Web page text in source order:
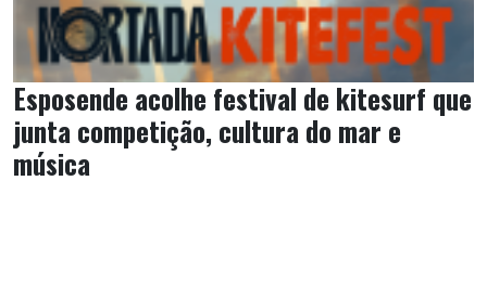
Esposende acolhe festival de kitesurf que
junta competição, cultura do mar e
música